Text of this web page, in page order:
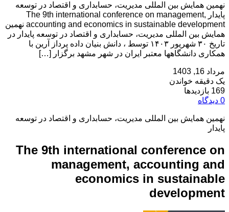
نهمین همایش بین المللی مدیریت، حسابداری و اقتصاد در توسعه
پایدار The 9th international conference on management,
accounting and economics in sustainable development نهمین
همایش بین المللی مدیریت، حسابداری و اقتصاد در توسعه پایدار در
تاریخ ۳۰ شهریور ۱۴۰۳ توسط ، دانش بنیان داده پرداز آرین با
همکاری دانشگاهها معتبر ایران در شهر مشهد برگزار […]
مرداد 16, 1403
یک دقیقه خواندن
169 بازدیدها
0 دیدگاه
نهمین همایش بین المللی مدیریت، حسابداری و اقتصاد در توسعه
پایدار
The 9th international conference on
management, accounting and
economics in sustainable
development